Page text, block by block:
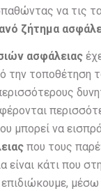
να τις
ζήτημα
ασφάλειας
την τοποθέτηση
μπορεί να
που τους
είναι κάτι που στη